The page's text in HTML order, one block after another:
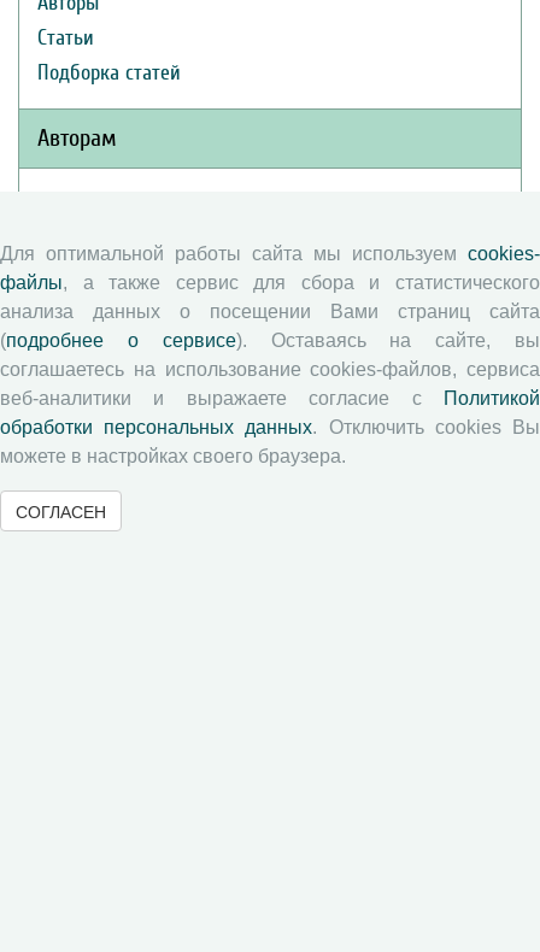
Статьи
Подборка статей
Авторам
Типовой лицензионный договор
Публикационная этика
Согласие на обработку персональных данных
Авторские права
Рецензентам
Положение о рецензировании
Для оптимальной работы сайта мы используем cookies-
файлы, а также сервис для сбора и статистического
анализа данных о посещении Вами страниц сайта
(подробнее о сервисе). Оставаясь на сайте, вы
соглашаетесь на использование cookies-файлов, сервиса
веб-аналитики и выражаете согласие с
Политикой
обработки персональных данных. Отключить cookies Вы
можете в настройках своего браузера.
СОГЛАСЕН